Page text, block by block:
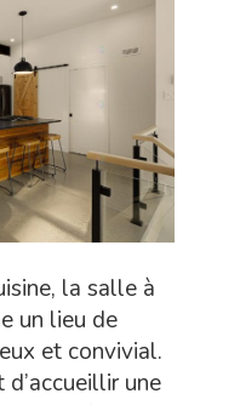
la salle à
un lieu de
et convivial.
une